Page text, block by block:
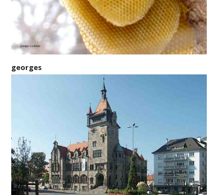
georges